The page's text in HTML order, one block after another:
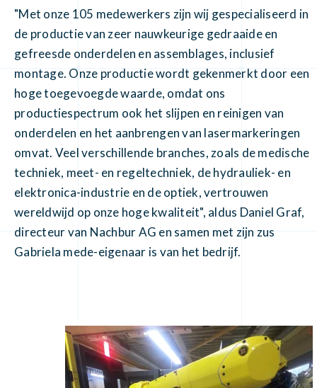
"Met onze 105 medewerkers zijn wij gespecialiseerd in
de productie van zeer nauwkeurige gedraaide en
gefreesde onderdelen en assemblages, inclusief
montage. Onze productie wordt gekenmerkt door een
hoge toegevoegde waarde, omdat ons
productiespectrum ook het slijpen en reinigen van
onderdelen en het aanbrengen van lasermarkeringen
omvat. Veel verschillende branches, zoals de medische
techniek, meet- en regeltechniek, de hydrauliek- en
elektronica-industrie en de optiek, vertrouwen
wereldwijd op onze hoge kwaliteit", aldus Daniel Graf,
directeur van Nachbur AG en samen met zijn zus
Gabriela mede-eigenaar is van het bedrijf.